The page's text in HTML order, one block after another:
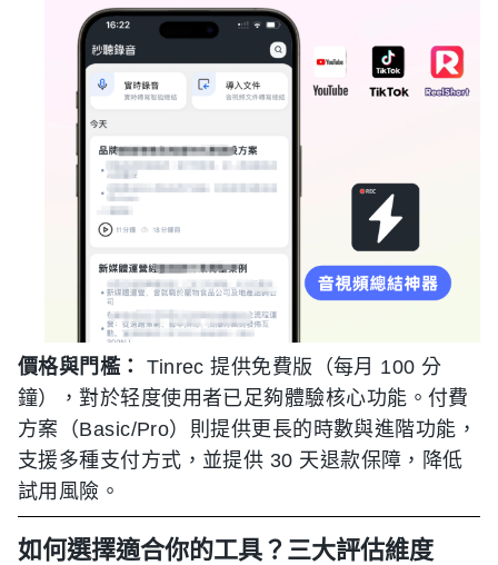
價格與門檻：
Tinrec 提供免費版（每月 100 分
鐘），對於轻度使用者已足夠體驗核心功能。付費
方案（Basic/Pro）則提供更長的時數與進階功能，
支援多種支付方式，並提供 30 天退款保障，降低
試用風險。
如何選擇適合你的工具？三大評估維度